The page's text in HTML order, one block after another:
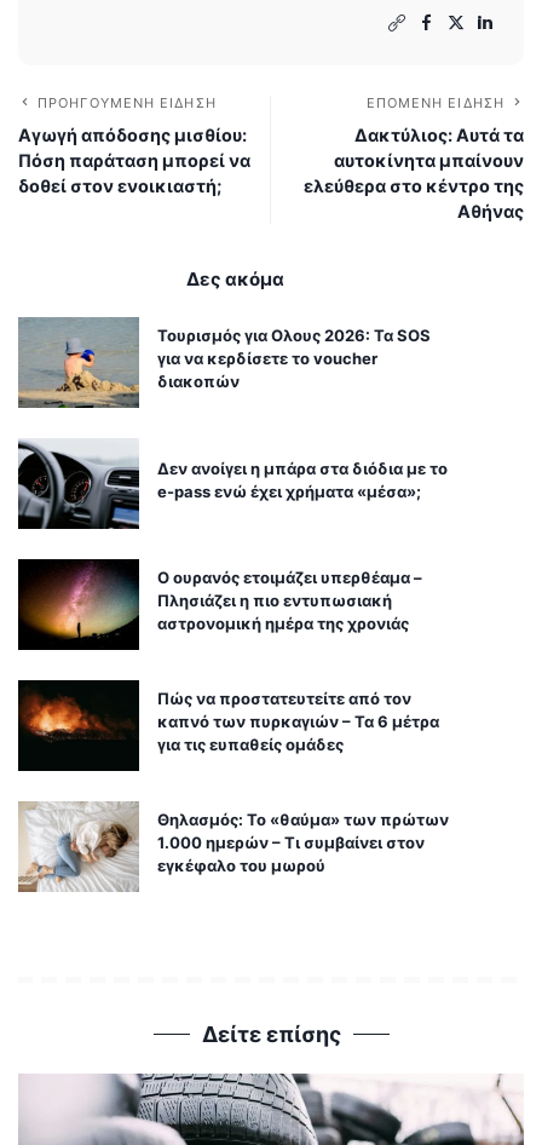
ΠΡΟΗΓΟΎΜΕΝΗ ΕΊΔΗΣΗ
Αγωγή απόδοσης μισθίου:
Πόση παράταση μπορεί να
δοθεί στον ενοικιαστή;
ΕΠΌΜΕΝΗ ΕΊΔΗΣΗ
Δακτύλιος: Αυτά τα
αυτοκίνητα μπαίνουν
ελεύθερα στο κέντρο της
Αθήνας
Δες ακόμα
Τουρισμός για Ολους 2026: Τα SOS
για να κερδίσετε το voucher
διακοπών
Δεν ανοίγει η μπάρα στα διόδια με το
e-pass ενώ έχει χρήματα «μέσα»;
Ο ουρανός ετοιμάζει υπερθέαμα –
Πλησιάζει η πιο εντυπωσιακή
αστρονομική ημέρα της χρονιάς
Πώς να προστατευτείτε από τον
καπνό των πυρκαγιών – Τα 6 μέτρα
για τις ευπαθείς ομάδες
Θηλασμός: Το «θαύμα» των πρώτων
1.000 ημερών – Τι συμβαίνει στον
εγκέφαλο του μωρού
Δείτε επίσης